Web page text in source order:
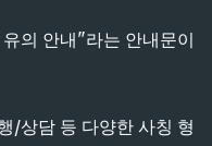
의 안내"라는 안내문이
/상담 등 다양한 사칭 형